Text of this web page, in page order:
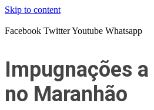
Skip to content
Facebook TwitterYoutube Whatsapp
Impugnações
no Maranhão